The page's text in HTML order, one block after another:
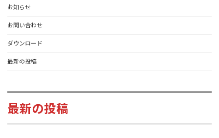
お知らせ
お問い合わせ
ダウンロード
最新の投稿
最新の投稿